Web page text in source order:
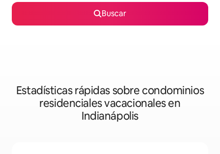
Buscar
Estadísticas rápidas sobre condominios
residenciales vacacionales en
Indianápolis